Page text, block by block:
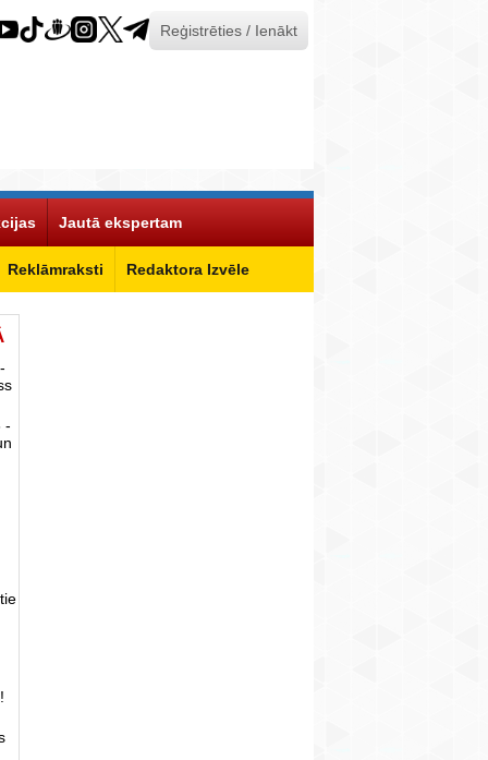
Reģistrēties / Ienākt
Reklāmraksti Redaktora Izvēle
Jautā ekspertam
-